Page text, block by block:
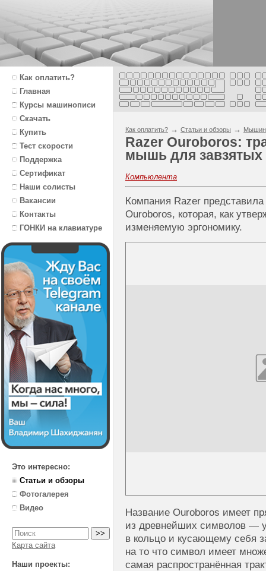
Как оплатить?
Главная
Курсы машинописи
Скачать
Купить
Тест скорости
Поддержка
Сертификат
Наши солисты
Вакансии
Контакты
ГОНКИ на клавиатуре
Это интересно:
Статьи и обзоры
Фотогалерея
Видео
Карта сайта
Наши проекты:
Как оплатить? → Статьи и обзоры →
Razer Ouroboros:
мышь для завзятых
Компьюлента
Компания Razer
Ouroboros, которая, как
изменяемую эргономику.
Название Ouroboros имеет
из древнейших символов —
в кольцо и кусающему себя
на то что символ имеет
самая распространённая